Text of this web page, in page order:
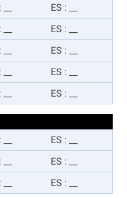
: ES :
: ES :
: ES :
: ES :
: ES :
: ES :
: ES :
: ES :